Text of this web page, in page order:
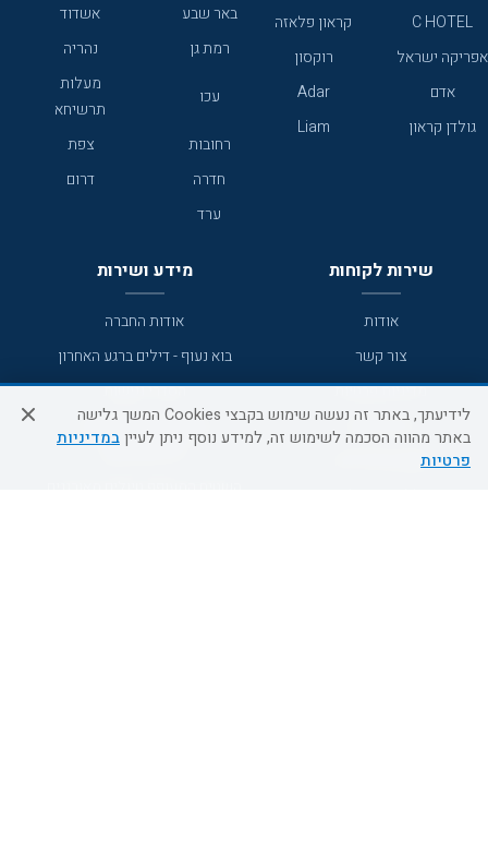
C HOTEL
קראון פלאזה
אפריקה ישראל
רוקסון
אדם
Adar
גולדן קראון
Liam
באר שבע
אשדוד
רמת גן
נהריה
עכו
מעלות
תרשיחא
רחובות
צפת
חדרה
דרום
ערד
שירות לקוחות
אודות
צור קשר
מדיניות פרטיות
מידע לנוסע
תקנון ביטול וזיכוי
מידע ושירות
אודות החברה
בוא נעוף - דילים ברגע האחרון
הסדרי נגישות
השטיח המעופף הטבות
למילואימניקים
לידיעתך, באתר זה נעשה שימוש בקבצי Cookies המשך גלישה
באתר מהווה הסכמה לשימוש זה, למידע נוסף ניתן לעייןבמדיניות
פרטיות